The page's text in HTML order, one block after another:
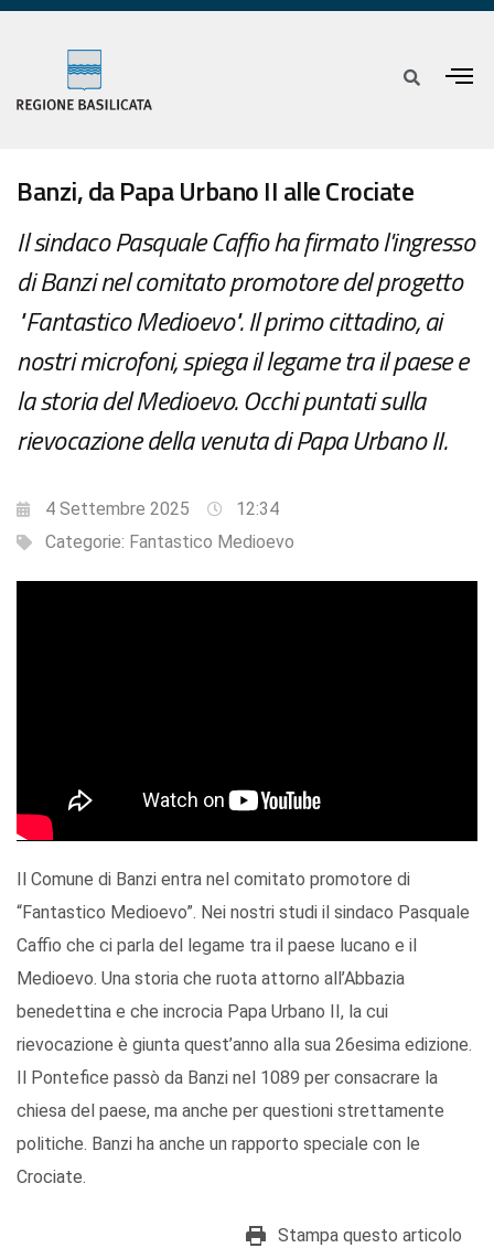
Banzi, da Papa Urbano II alle Crociate
Il sindaco Pasquale Caffio ha firmato l'ingresso
di Banzi nel comitato promotore del progetto
"Fantastico Medioevo". Il primo cittadino, ai
nostri microfoni, spiega il legame tra il paese e
la storia del Medioevo. Occhi puntati sulla
rievocazione della venuta di Papa Urbano II.
4 Settembre 2025
12:34
Categorie: Fantastico Medioevo
Il Comune di Banzi entra nel comitato promotore di
“Fantastico Medioevo”. Nei nostri studi il sindaco Pasquale
Caffio che ci parla del legame tra il paese lucano e il
Medioevo. Una storia che ruota attorno all’Abbazia
benedettina e che incrocia Papa Urbano II, la cui
rievocazione è giunta quest’anno alla sua 26esima edizione.
Il Pontefice passò da Banzi nel 1089 per consacrare la
chiesa del paese, ma anche per questioni strettamente
politiche. Banzi ha anche un rapporto speciale con le
Crociate.
Stampa questo articolo